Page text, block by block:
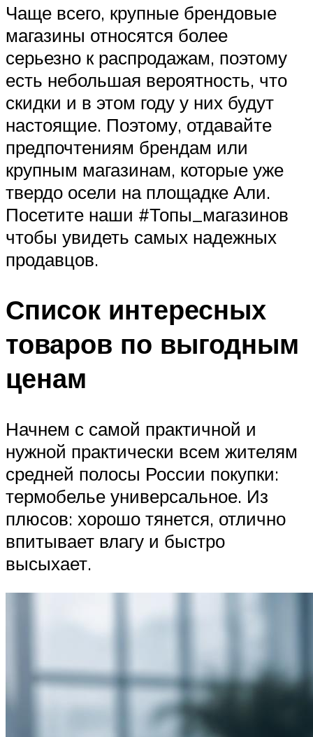
Чаще всего, крупные брендовые
магазины относятся более
серьезно к распродажам, поэтому
есть небольшая вероятность, что
скидки и в этом году у них будут
настоящие. Поэтому, отдавайте
предпочтениям брендам или
крупным магазинам, которые уже
твердо осели на площадке Али.
Посетите наши #Топы_магазинов
чтобы увидеть самых надежных
продавцов.
Список интересных
товаров по выгодным
ценам
Начнем с самой практичной и
нужной практически всем жителям
средней полосы России покупки:
термобелье универсальное. Из
плюсов: хорошо тянется, отлично
впитывает влагу и быстро
высыхает.